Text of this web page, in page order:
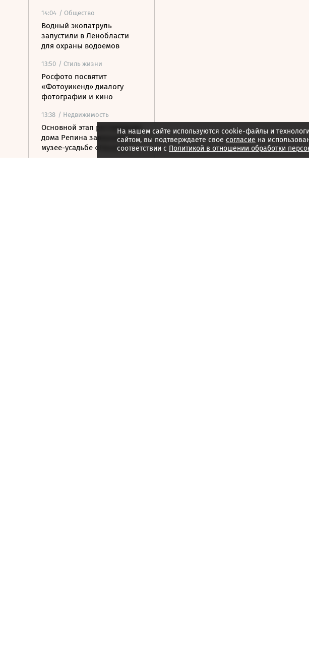
14:04 / Общество
Водный экопатруль
запустили в Ленобласти
для охраны водоемов
13:50 / Стиль жизни
Росфото посвятит
«Фотоуикенд» диалогу
фотографии и кино
13:38 / Недвижимость
Основной этап реставрации
дома Репина завершили в
музее-усадьбе «Пенаты»
На нашем сайте используются cookie-файлы и
сайтом, вы подтверждаете свое согласие на
соответствии с Политикой в отношении обработки